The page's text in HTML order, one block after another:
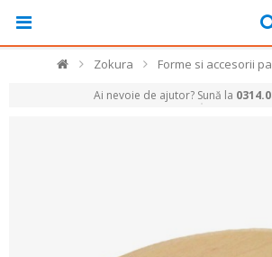
Zokura Forme si accesorii
Ai nevoie de ajutor? Sună la